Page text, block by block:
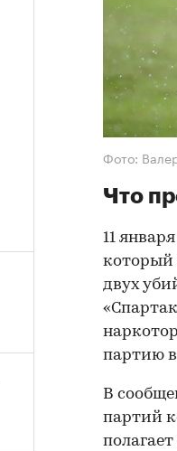
Фото:
Что
11
который
двух
партию
В
партий